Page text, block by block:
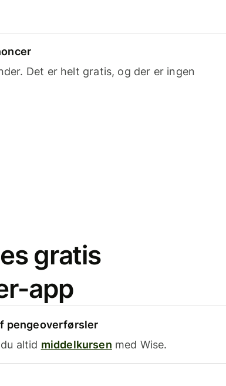
Det er helt gratis, og der er ingen
gratis
app
pengeoverførsler
altid middelkursen med Wise.